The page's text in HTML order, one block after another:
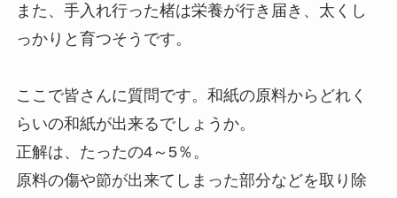
また、手入れ行った楮は栄養が行き届き、太くし
っかりと育つそうです。
ここで皆さんに質問です。和紙の原料からどれく
らいの和紙が出来るでしょうか。
正解は、たったの4～5％。
原料の傷や節が出来てしまった部分などを取り除